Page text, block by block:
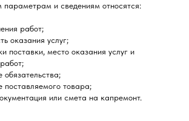
и сведениям относятся:
работ;
оказания услуг;
поставки, место оказания услуг и
обязательства;
поставляемого товара;
или смета на капремонт.